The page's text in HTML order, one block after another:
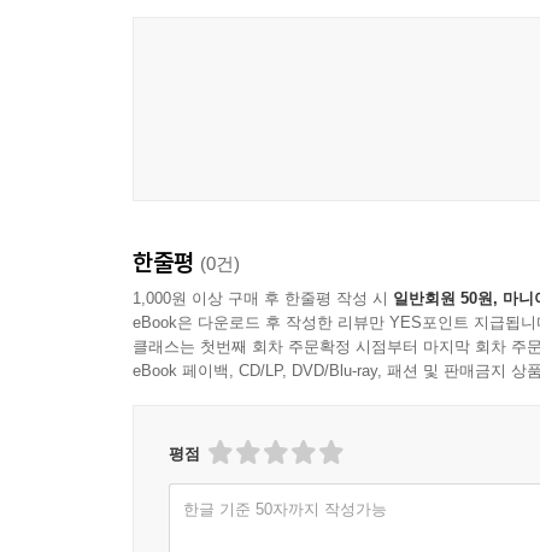
한줄평 (0건)
1,000원 이상 구매 후 한줄평 작성 시 일반회원 50원, 마니
eBook은 다운로드 후 작성한 리뷰만 YES포인트 지급됩니
클래스는 첫번째 회차 주문확정 시점부터 마지막 회차 주
eBook 페이백, CD/LP, DVD/Blu-ray, 패션 및 판매금지 상
평점
한글 기준 50자까지 작성가능